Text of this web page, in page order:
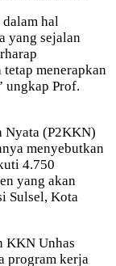
hal
yang sejalan
menerapkan
ungkap Prof.
Nyata (P2KKN)
menyebutkan
4.750
yang akan
Sulsel, Kota
KKN Unhas
program kerja